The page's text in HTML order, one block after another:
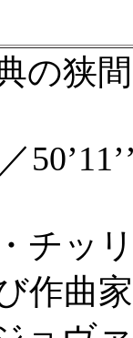
の狭
ッリ
作曲